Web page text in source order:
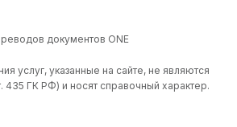
документов ONE
услуг, указанные на сайте, не являются
435 ГК РФ) и носят справочный характер.